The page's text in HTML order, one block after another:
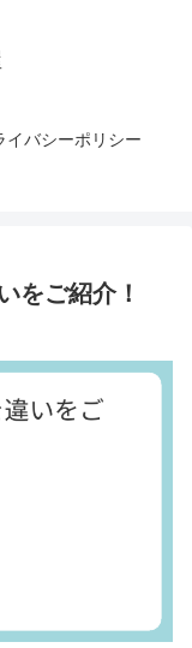
イバシーポリシー
をご紹介！